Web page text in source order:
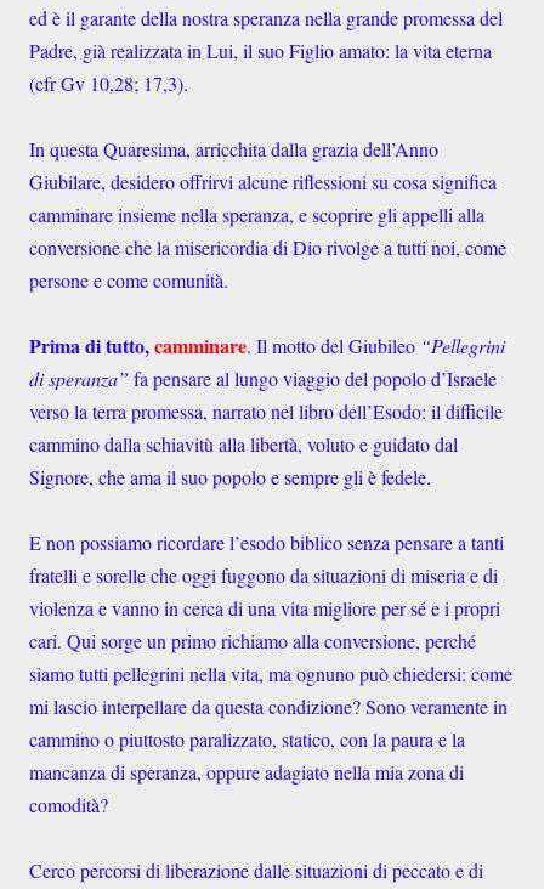
ed è il garante della nostra speranza nella grande promessa del
Padre, già realizzata in Lui, il suo Figlio amato: la vita eterna
(cfr Gv 10,28; 17,3).
In questa Quaresima, arricchita dalla grazia dell’Anno
Giubilare, desidero offrirvi alcune riflessioni su cosa significa
camminare insieme nella speranza, e scoprire gli appelli alla
conversione che la misericordia di Dio rivolge a tutti noi, come
persone e come comunità.
Prima di tutto,camminare. Il motto del Giubileo “Pellegrini
di speranza” fa pensare al lungo viaggio del popolo d’Israele
verso la terra promessa, narrato nel libro dell’Esodo: il difficile
cammino dalla schiavitù alla libertà, voluto e guidato dal
Signore, che ama il suo popolo e sempre gli è fedele.
E non possiamo ricordare l’esodo biblico senza pensare a tanti
fratelli e sorelle che oggi fuggono da situazioni di miseria e di
violenza e vanno in cerca di una vita migliore per sé e i propri
cari. Qui sorge un primo richiamo alla conversione, perché
siamo tutti pellegrini nella vita, ma ognuno può chiedersi: come
mi lascio interpellare da questa condizione? Sono veramente in
cammino o piuttosto paralizzato, statico, con la paura e la
mancanza di speranza, oppure adagiato nella mia zona di
comodità?
Cerco percorsi di liberazione dalle situazioni di peccato e di